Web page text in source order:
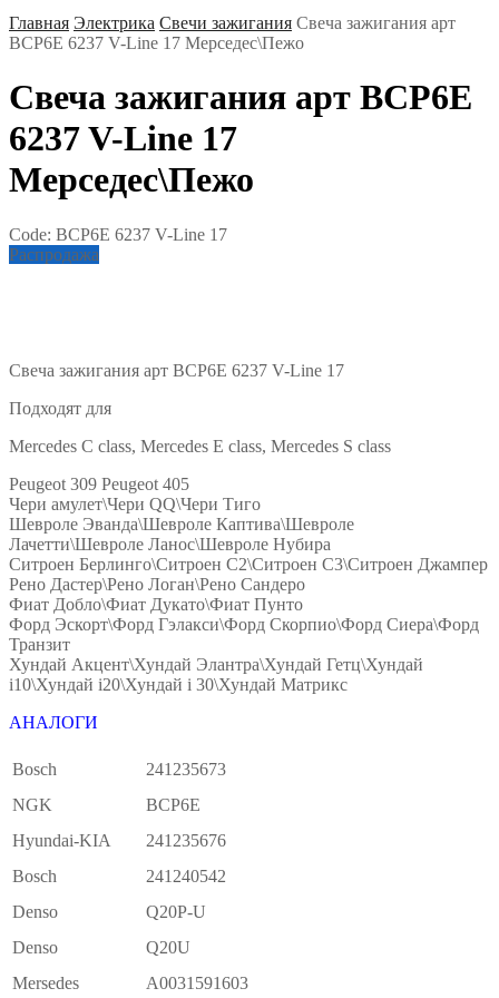
Главная Электрика Свечи зажигания Свеча зажигания арт
BCP6E 6237 V-Line 17 Мерседес\Пежо
Свеча зажигания арт BCP6E
6237 V-Line 17
Мерседес\Пежо
Code: BCP6E 6237 V-Line 17
Распродажа
Свеча зажигания арт BCP6E 6237 V-Line 17
Подходят для
Mercedes C class, Mercedes E class, Mercedes S class
Peugeot 309 Peugeot 405
Чери амулет\Чери QQ\Чери Тиго
Шевроле Эванда\Шевроле Каптива\Шевроле
Лачетти\Шевроле Ланос\Шевроле Нубира
Ситроен Берлинго\Ситроен С2\Ситроен С3\Ситроен Джампер
Рено Дастер\Рено Логан\Рено Сандеро
Фиат Добло\Фиат Дукато\Фиат Пунто
Форд Эскорт\Форд Гэлакси\Форд Скорпио\Форд Сиера\Форд
Транзит
Хундай Акцент\Хундай Элантра\Хундай Гетц\Хундай
i10\Хундай i20\Хундай i 30\Хундай Матрикс
АНАЛОГИ
Bosch
241235673
NGK
BCP6E
Hyundai-KIA
241235676
Bosch
241240542
Denso
Q20P-U
Denso
Q20U
Mersedes
A0031591603